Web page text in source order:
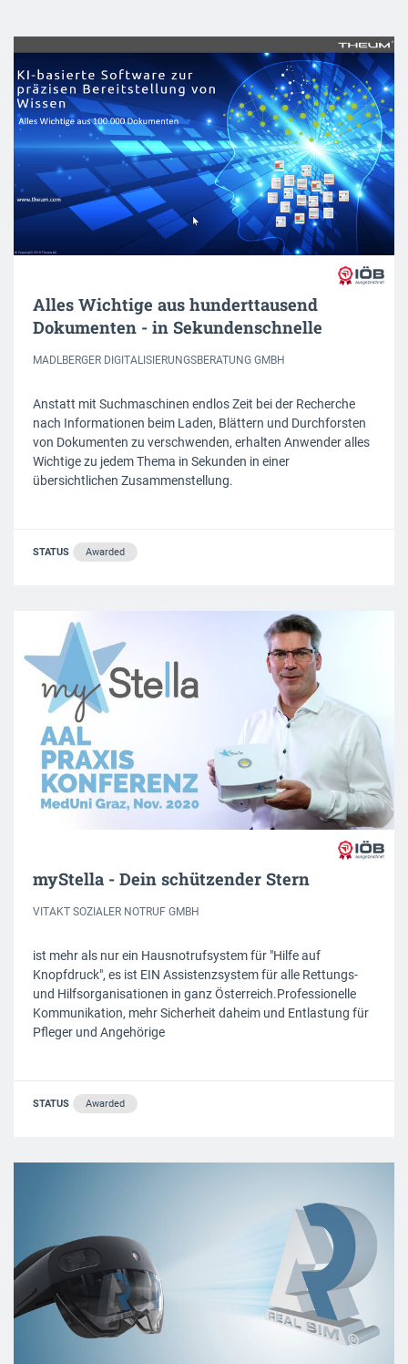
Alles Wichtige aus hunderttausend
Dokumenten - in Sekundenschnelle
MADLBERGER DIGITALISIERUNGSBERATUNG GMBH
Anstatt mit Suchmaschinen endlos Zeit bei der Recherche
nach Informationen beim Laden, Blättern und Durchforsten
von Dokumenten zu verschwenden, erhalten Anwender alles
Wichtige zu jedem Thema in Sekunden in einer
übersichtlichen Zusammenstellung.
STATUS Awarded
myStella - Dein schützender Stern
VITAKT SOZIALER NOTRUF GMBH
ist mehr als nur ein Hausnotrufsystem für "Hilfe auf
Knopfdruck", es ist EIN Assistenzsystem für alle Rettungs-
und Hilfsorganisationen in ganz Österreich.Professionelle
Kommunikation, mehr Sicherheit daheim und Entlastung für
Pfleger und Angehörige
STATUS Awarded